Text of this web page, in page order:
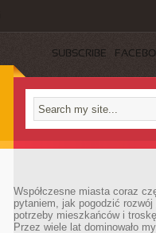
SUBSCRIBE
Współczesne miasta coraz
pytaniem, jak pogodzić rozwój
potrzeby mieszkańców i
Przez wiele lat dominowało